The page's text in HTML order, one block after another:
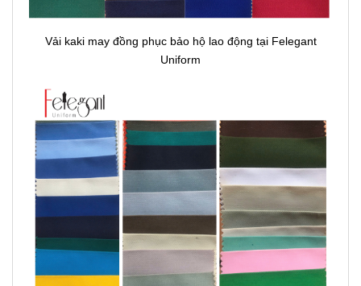
Vải kaki may đồng phục bảo hộ lao động tại Felegant
Uniform